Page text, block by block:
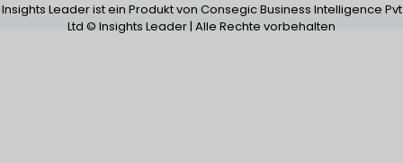
Insights Leader ist ein Produkt von Consegic Business Intelligence Pvt
Ltd © Insights Leader | Alle Rechte vorbehalten